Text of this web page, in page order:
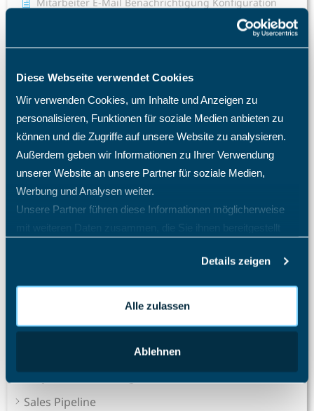
Diese Webseite verwendet Cookies
Wir verwenden Cookies, um Inhalte und Anzeigen zu
personalisieren, Funktionen für soziale Medien anbieten zu
können und die Zugriffe auf unsere Website zu analysieren.
Außerdem geben wir Informationen zu Ihrer Verwendung
unserer Website an unsere Partner für soziale Medien,
Werbung und Analysen weiter.
Unsere Partner führen diese Informationen möglicherweise
mit weiteren Daten zusammen, die Sie ihnen bereitgestellt
Details zeigen
Alle zulassen
Ablehnen
Warum benötige ich eine TimO-Lizenz, wie hoch sind
meine Lizenzkosten und wie erhöhe ich die Anzahl der
Lizenzplätze?
Warum fehlen mir bestimmte Menüpunkte und
Was passiert nach einer Löschung eines Mitarbeiters?
Welche Import- und Exportmöglichkeiten gibt es in
TimO?
Welche Zugriffsrechte kann ich im TimO definieren?
Wie ändere ich die Rolle eines Mitarbeiters?
Wie kann ich eine Lizenz im TimO für einen anderen
( 21 )
Projektcontrolling
Projektmanagement Enterprise
Projektzeiterfassung
Sales Pipeline